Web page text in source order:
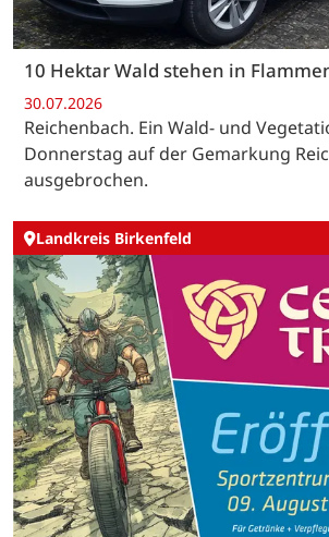
10 Hektar Wald stehen in
30.07.2026
Reichenbach. Ein Wald- und
Donnerstag auf der Gemarkung
ausgebrochen.
Landkreis Birkenfeld